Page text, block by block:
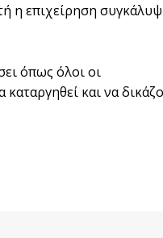
η επιχείρηση
όπως όλοι οι
και να